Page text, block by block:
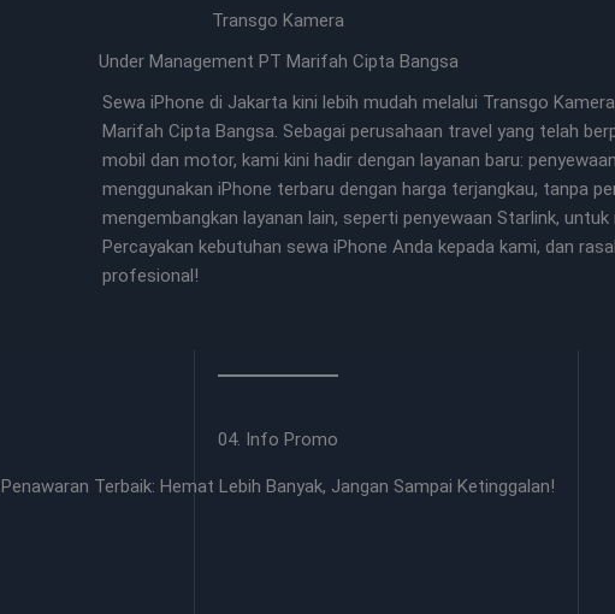
Transgo Kamera
Under Management PT Marifah Cipta Bangsa
Sewa iPhone di Jakarta kini lebih mudah melalui Transgo
Marifah Cipta Bangsa. Sebagai perusahaan travel yang telah
mobil dan motor, kami kini hadir dengan layanan baru:
menggunakan iPhone terbaru dengan harga terjangkau, tanpa
mengembangkan layanan lain, seperti penyewaan Starlink,
Percayakan kebutuhan sewa iPhone Anda kepada kami, dan
profesional!
04. Info Promo
Penawaran Terbaik: Hemat Lebih Banyak, Jangan Sampai Ketinggalan!